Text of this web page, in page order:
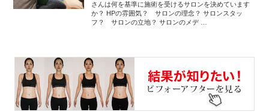
さんは何を基準に施術を受けるサロンを決めています
か？ HPの雰囲気？ サロンの理念？ サロンスタッ
フ？ サロンの立地？ サロンのメデ …